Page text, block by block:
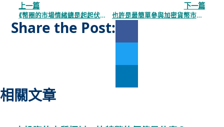
上一篇
⟪幣圈的市場情緒總是起起伏伏，真的有辦法量化？⟫：介紹一個好用的參考指數
下一篇
也許是最簡單參與加密貨幣市場的方式？帶你一覽加密貨幣的現貨ETF
Share the Post:
相關文章